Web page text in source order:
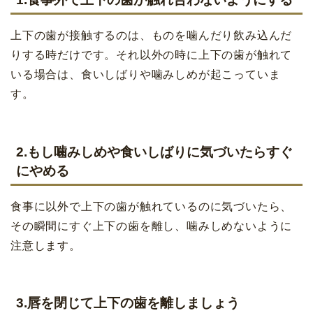
上下の歯が接触するのは、ものを噛んだり飲み込んだ
りする時だけです。それ以外の時に上下の歯が触れて
いる場合は、食いしばりや噛みしめが起こっていま
す。
2.もし噛みしめや食いしばりに気づいたらすぐ
にやめる
食事に以外で上下の歯が触れているのに気づいたら、
その瞬間にすぐ上下の歯を離し、噛みしめないように
注意します。
3.唇を閉じて上下の歯を離しましょう